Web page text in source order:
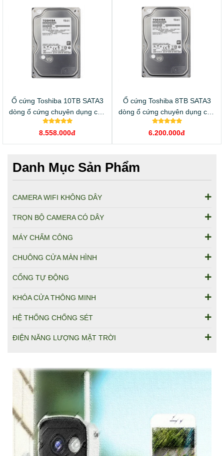
Ổ cứng Toshiba 10TB SATA3
dòng ổ cứng chuyên dụng cho
camera
8.558.000đ
Ổ cứng Toshiba 8TB SATA3
dòng ổ cứng chuyên dụng cho
camera
6.200.000đ
Danh Mục Sản Phẩm
CAMERA WIFI KHÔNG DÂY
TRỌN BỘ CAMERA CÓ DÂY
MÁY CHẤM CÔNG
CHUÔNG CỬA MÀN HÌNH
CỔNG TỰ ĐỘNG
KHÓA CỬA THÔNG MINH
HỆ THỐNG CHỐNG SÉT
ĐIỆN NĂNG LƯỢNG MẶT TRỜI